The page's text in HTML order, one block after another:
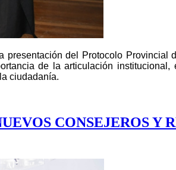
del Protocolo Provincial
de la articulación
ciudadanía.
CONSEJEROS Y